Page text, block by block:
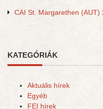
CAI St. Margarethen
KATEGÓRIÁK
Aktuális hírek
Egyéb
FEI hírek